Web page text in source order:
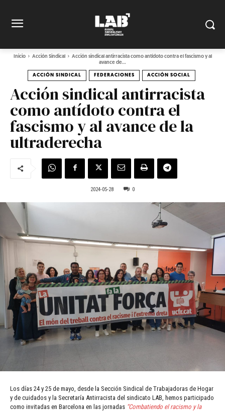
Inicio Acción Sindical
Acción sindical antirracista como antídoto contra el fascismo y al
avance de...
ACCIÓN SINDICAL FEDERACIONES ACCIÓN SOCIAL
Acción sindical antirracista
como antídoto contra el
fascismo y al avance de la
ultraderecha
2024-05-28 0
Los días 24 y 25 de mayo, desde la Sección Sindical de Trabajadoras de Hogar
y de cuidados y la Secretaría Antirracista del sindicato LAB, hemos participado
como invitadas en Barcelona en las jornadas “Combatiendo el racismo y la